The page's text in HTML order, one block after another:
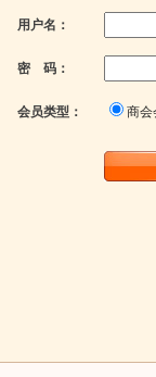
用户名：
密 码：
会员类型： 商会